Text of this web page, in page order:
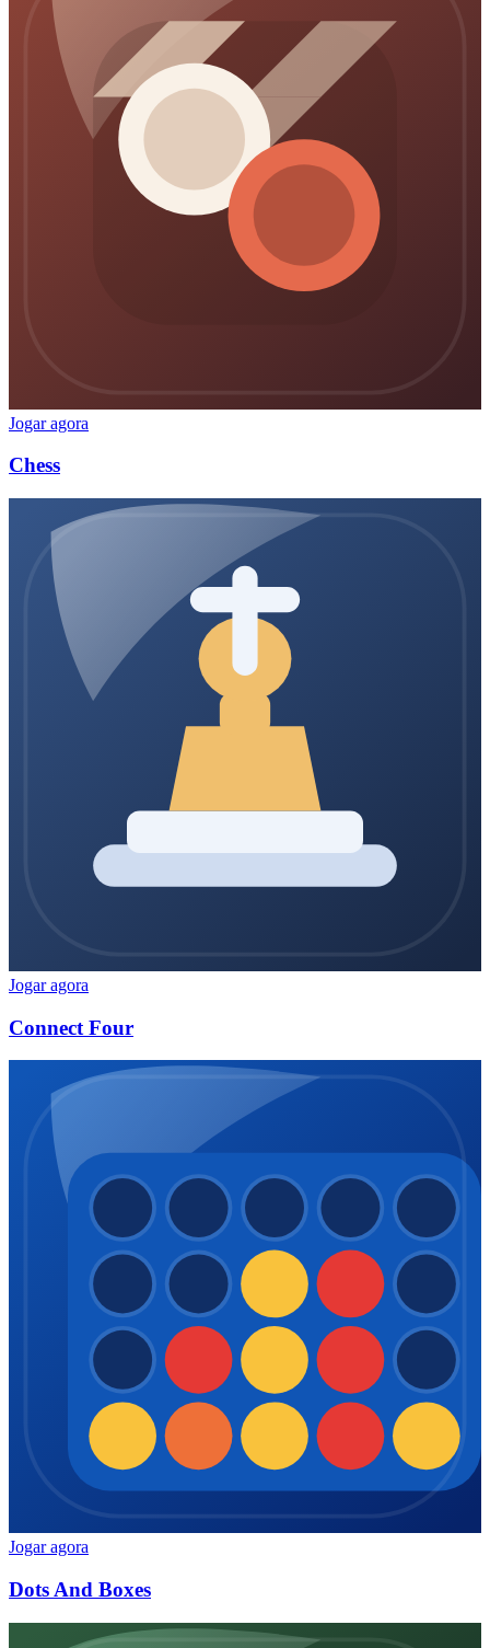
Jogar agora
Chess
Jogar agora
Connect Four
Jogar agora
Dots And Boxes